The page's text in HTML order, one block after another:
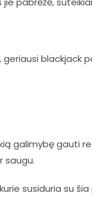
blackjack
galimybę gauti
saugu.
susiduria su